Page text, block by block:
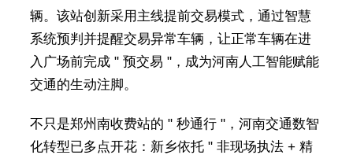
辆。该站创新采用主线提前交易模式，通过智慧
系统预判并提醒交易异常车辆，让正常车辆在进
入广场前完成 " 预交易 "，成为河南人工智能赋能
交通的生动注脚。
不只是郑州南收费站的 " 秒通行 "，河南交通数智
化转型已多点开花：新乡依托 " 非现场执法 + 精